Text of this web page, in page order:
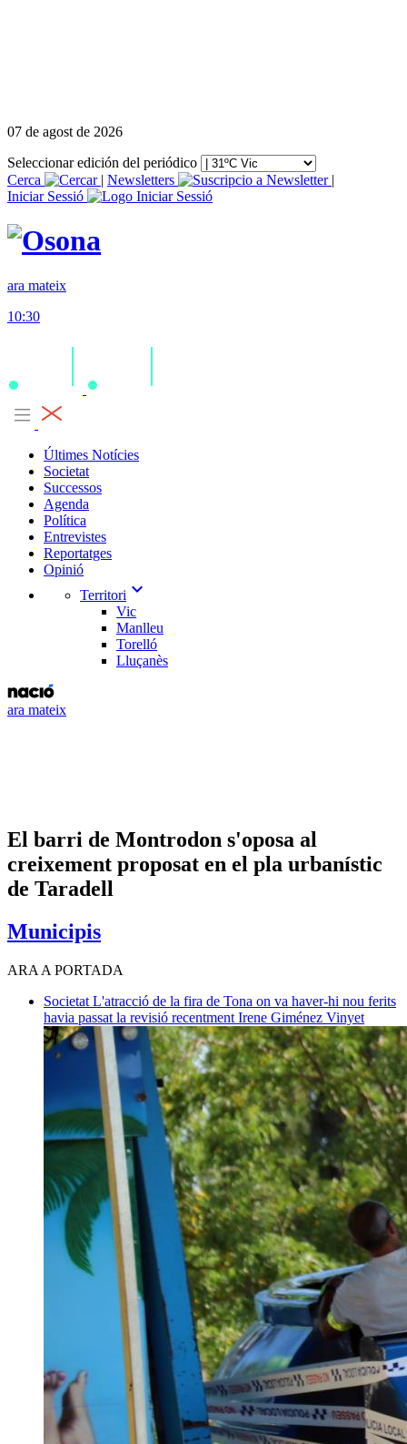
07 de agost de 2026
Seleccionar edición del periódico
Cerca
| Newsletters
|
Iniciar Sessió
ara mateix
10:30
Últimes Notícies
Societat
Successos
Agenda
Política
Entrevistes
Reportatges
Opinió
Territori expand_more
Vic
Manlleu
Torelló
Lluçanès
ara mateix
El barri de Montrodon s'oposa al
creixement proposat en el pla urbanístic
de Taradell
Municipis
ARA A PORTADA
Societat L'atracció de la fira de Tona on va haver-hi nou ferits
havia passat la revisió recentment Irene Giménez Vinyet